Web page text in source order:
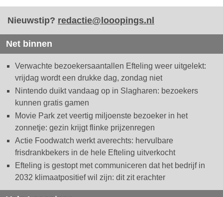
Nieuwstip? redactie@looopings.nl
Net binnen
Verwachte bezoekersaantallen Efteling weer uitgelekt:
vrijdag wordt een drukke dag, zondag niet
Nintendo duikt vandaag op in Slagharen: bezoekers
kunnen gratis gamen
Movie Park zet veertig miljoenste bezoeker in het
zonnetje: gezin krijgt flinke prijzenregen
Actie Foodwatch werkt averechts: hervulbare
frisdrankbekers in de hele Efteling uitverkocht
Efteling is gestopt met communiceren dat het bedrijf in
2032 klimaatpositief wil zijn: dit zit erachter